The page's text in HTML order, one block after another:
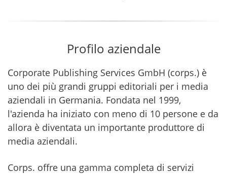
Profilo aziendale
Corporate Publishing Services GmbH (corps.) è
uno dei più grandi gruppi editoriali per i media
aziendali in Germania. Fondata nel 1999,
l'azienda ha iniziato con meno di 10 persone e da
allora è diventata un importante produttore di
media aziendali.
Corps. offre una gamma completa di servizi